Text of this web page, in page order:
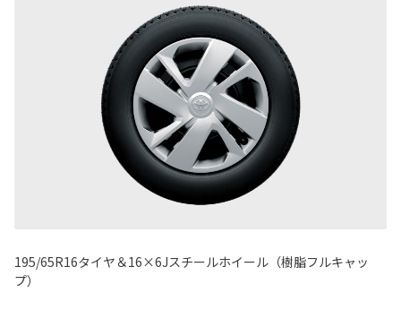
195/65R16タイヤ＆16×6Jスチールホイール（樹脂フルキャッ
プ）